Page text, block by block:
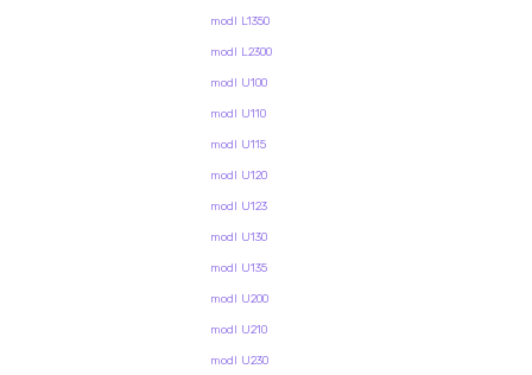
modl L1350
modl L2300
modl U100
modl U110
modl U115
modl U120
modl U123
modl U130
modl U135
modl U200
modl U210
modl U230